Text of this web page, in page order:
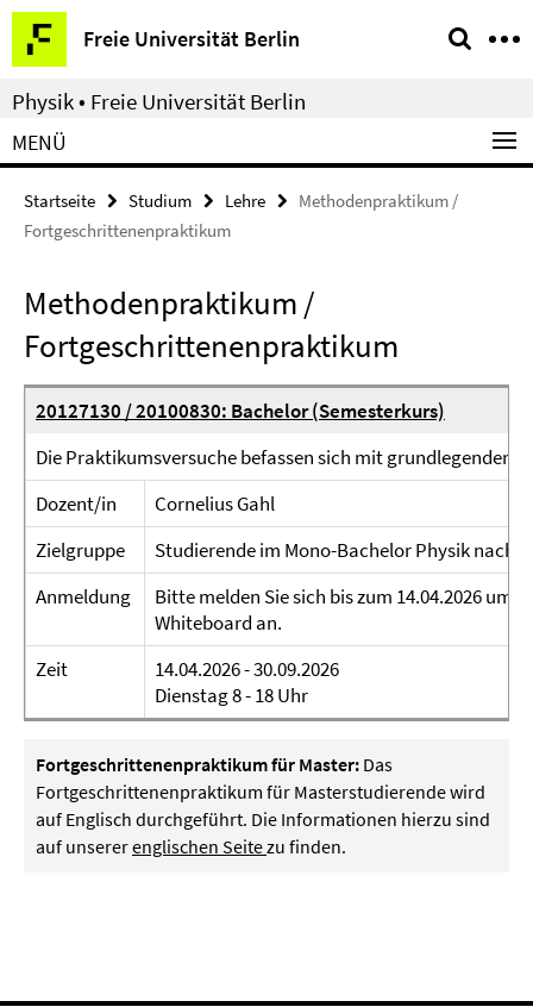
Springe
direkt
zu
Inhalt
Freie Universität Berlin
Service-
Navigation
Physik • Freie Universität Berlin
MENÜ
Startseite Studium Lehre
Methodenpraktikum /
Fortgeschrittenenpraktikum
Methodenpraktikum /
Fortgeschrittenenpraktikum
20127130 / 20100830: Bachelor (Semesterkurs)
Die Praktikumsversuche befassen sich mit grundlegenden
Dozent/in
Cornelius Gahl
Zielgruppe
Studierende im Mono-Bachelor Physik nach
Anmeldung
Bitte melden Sie sich bis zum 14.04.2026 um
Whiteboard an.
Zeit
14.04.2026 - 30.09.2026
Dienstag 8 - 18 Uhr
Fortgeschrittenenpraktikum für Master: Das
Fortgeschrittenenpraktikum für Masterstudierende wird
auf Englisch durchgeführt. Die Informationen hierzu sind
auf unsererenglischen Seitezu finden.